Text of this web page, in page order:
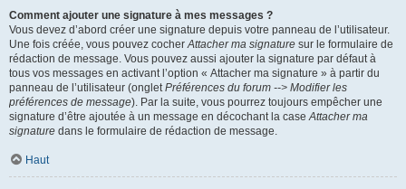
Comment ajouter une signature à mes messages ?
Vous devez d’abord créer une signature depuis votre panneau de l’utilisateur.
Une fois créée, vous pouvez cocherAttacher ma signature sur le formulaire de
rédaction de message. Vous pouvez aussi ajouter la signature par défaut à
tous vos messages en activant l’option « Attacher ma signature » à partir du
panneau de l’utilisateur (ongletPréférences du forum --> Modifier les
préférences de message). Par la suite, vous pourrez toujours empêcher une
signature d’être ajoutée à un message en décochant la caseAttacher ma
signature dans le formulaire de rédaction de message.
Haut